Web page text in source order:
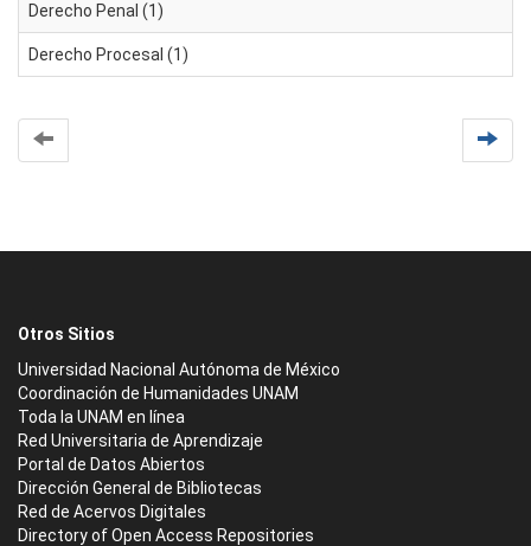
Derecho Penal (1)
Derecho Procesal (1)
Otros Sitios
Universidad Nacional Autónoma de México
Coordinación de Humanidades UNAM
Toda la UNAM en línea
Red Universitaria de Aprendizaje
Portal de Datos Abiertos
Dirección General de Bibliotecas
Red de Acervos Digitales
Directory of Open Access Repositories